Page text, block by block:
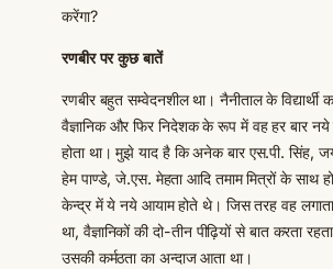
करेंगा?
रणबीर पर कुछ बातें
रणबीर बहुत सम्वेदनशील था। नैनीताल के
वैज्ञानिक और फिर निदेशक के रूप में वह हर बार
होता था। मुझे याद है कि अनेक बार एस.पी. सिंह,
हेम पाण्डे, जे.एस. मेहता आदि तमाम मित्रों के साथ
केन्द्र में ये नये आयाम होते थे। जिस तरह वह
था, वैज्ञानिकों की दो-तीन पीढ़ियों से बात करता
उसकी कर्मठता का अन्दाज आता था।